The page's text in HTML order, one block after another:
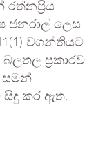
රත්නප්‍රිය
ජනරාල් ලෙස
වගන්තියට
ප්‍රකාරව
සමන්
කර ඇත.